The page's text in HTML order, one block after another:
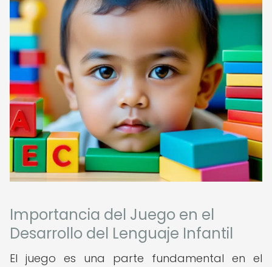
Importancia del Juego en el
Desarrollo del Lenguaje Infantil
El juego es una parte fundamental en el